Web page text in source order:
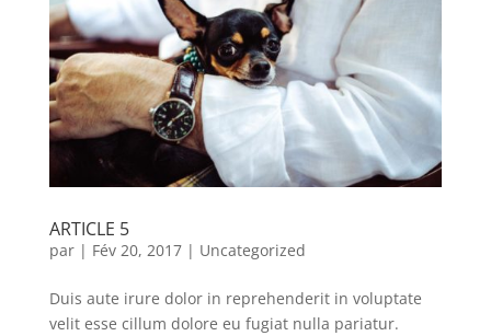
ARTICLE 5
par | Fév 20, 2017| Uncategorized
Duis aute irure dolor in reprehenderit in voluptate
velit esse cillum dolore eu fugiat nulla pariatur.